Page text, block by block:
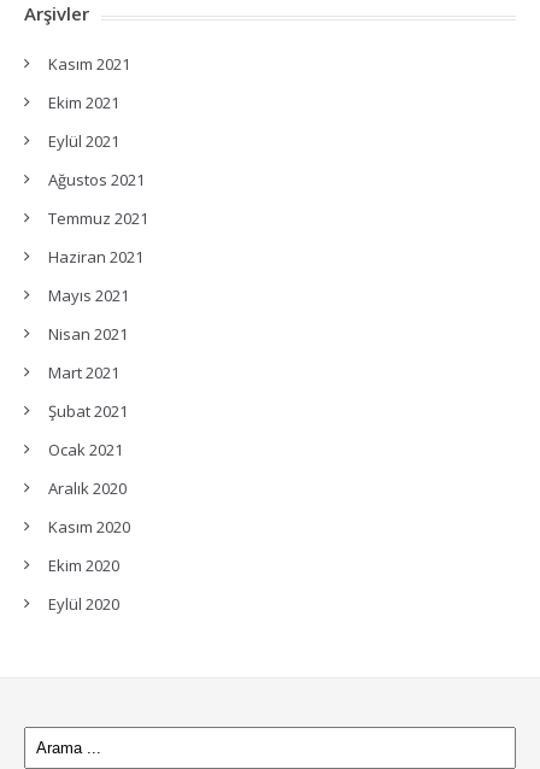
Arşivler
Kasım 2021
Ekim 2021
Eylül 2021
Ağustos 2021
Temmuz 2021
Haziran 2021
Mayıs 2021
Nisan 2021
Mart 2021
Şubat 2021
Ocak 2021
Aralık 2020
Kasım 2020
Ekim 2020
Eylül 2020